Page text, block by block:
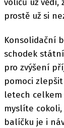
prostě už si
Konsolidační
schodek
pro zvýšení
pomoci
letech celkem
myslíte
balíčku je i